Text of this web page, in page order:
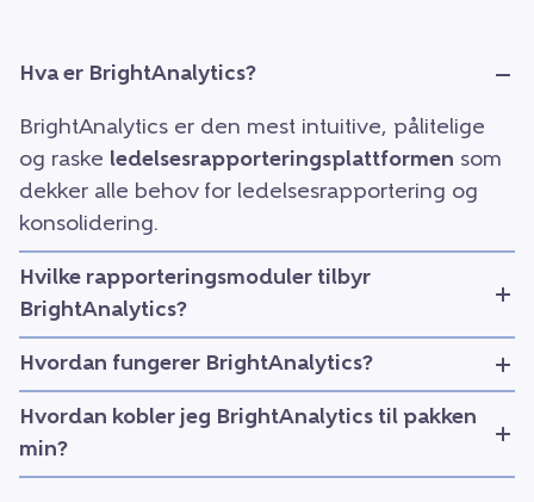
Hva er BrightAnalytics?
BrightAnalytics er den mest intuitive, pålitelige
og raske ledelsesrapporteringsplattformen som
dekker alle behov for ledelsesrapportering og
konsolidering.
Hvilke rapporteringsmoduler tilbyr
BrightAnalytics?
Hvordan fungerer BrightAnalytics?
Hvordan kobler jeg BrightAnalytics til pakken
min?